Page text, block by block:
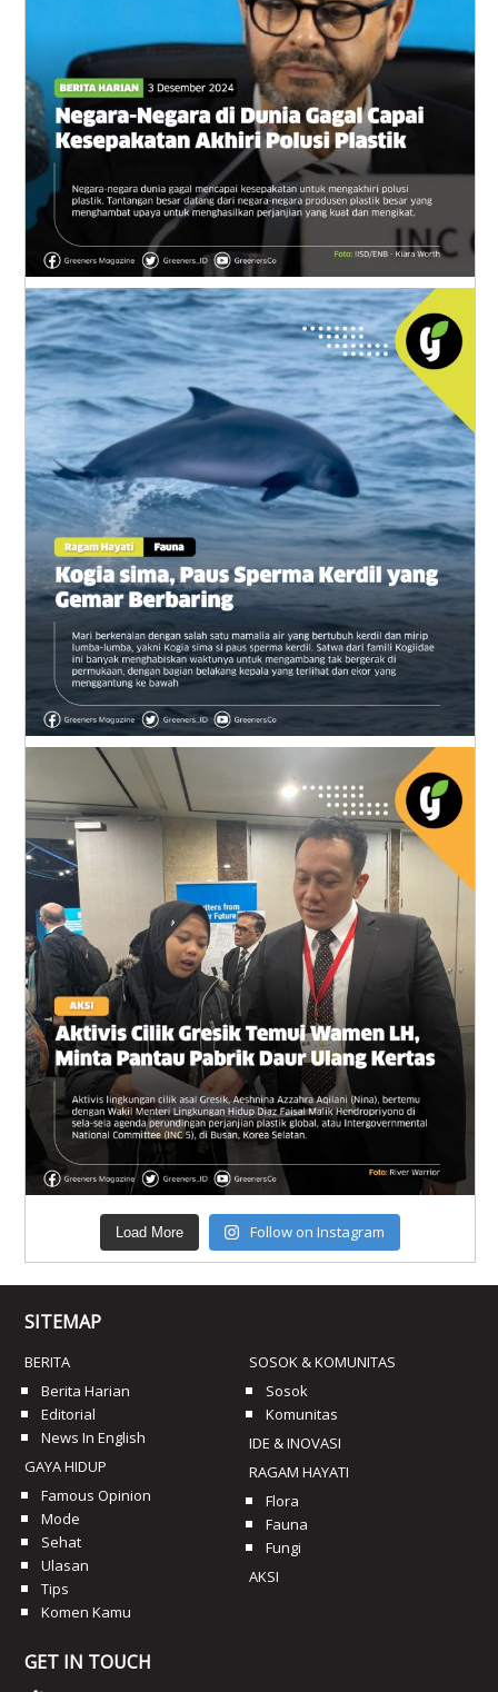
Load More Follow on Instagram
SITEMAP
BERITA
Berita Harian
Editorial
News In English
GAYA HIDUP
Famous Opinion
Mode
Sehat
Ulasan
Tips
Komen Kamu
SOSOK & KOMUNITAS
Sosok
Komunitas
IDE & INOVASI
RAGAM HAYATI
Flora
Fauna
Fungi
AKSI
GET IN TOUCH